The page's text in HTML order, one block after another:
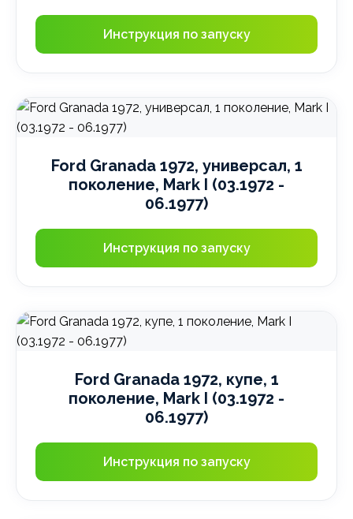
Инструкция по запуску
Ford Granada 1972, универсал, 1
поколение, Mark I (03.1972 -
06.1977)
Инструкция по запуску
Ford Granada 1972, купе, 1
поколение, Mark I (03.1972 -
06.1977)
Инструкция по запуску